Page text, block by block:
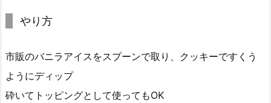
やり方
市販のバニラアイスをスプーンで取り、クッキーですくう
ようにディップ
砕いてトッピングとして使ってもOK